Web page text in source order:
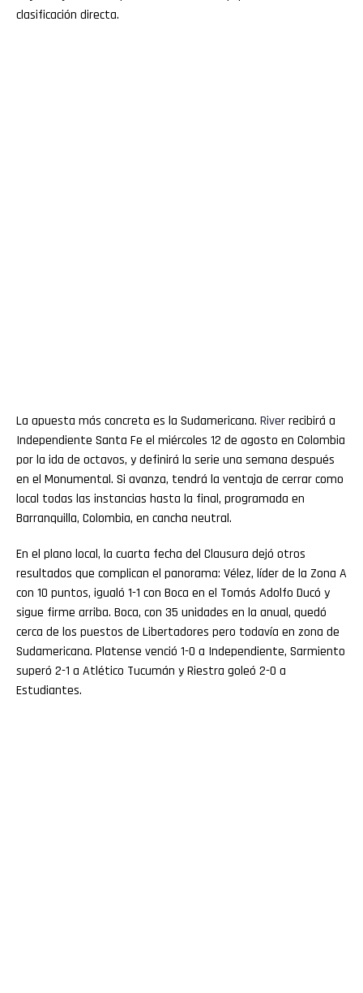
clasificación directa.
La apuesta más concreta es la Sudamericana. Riverrecibirá a
Independiente Santa Fe el miércoles 12 de agosto en Colombia
por la ida de octavos, y definirá la serie una semana después
en el Monumental. Si avanza, tendrá la ventaja de cerrar como
local todas las instancias hasta la final, programada en
Barranquilla, Colombia, en cancha neutral.
En el plano local, la cuarta fecha del Clausura dejó otros
resultados que complican el panorama: Vélez, líder de la Zona A
con 10 puntos, igualó 1-1 con Boca en el Tomás Adolfo Ducó y
sigue firme arriba. Boca, con 35 unidades en la anual, quedó
cerca de los puestos de Libertadores pero todavía en zona de
Sudamericana. Platense venció 1-0 a Independiente, Sarmiento
superó 2-1 a Atlético Tucumán y Riestra goleó 2-0 a
Estudiantes.